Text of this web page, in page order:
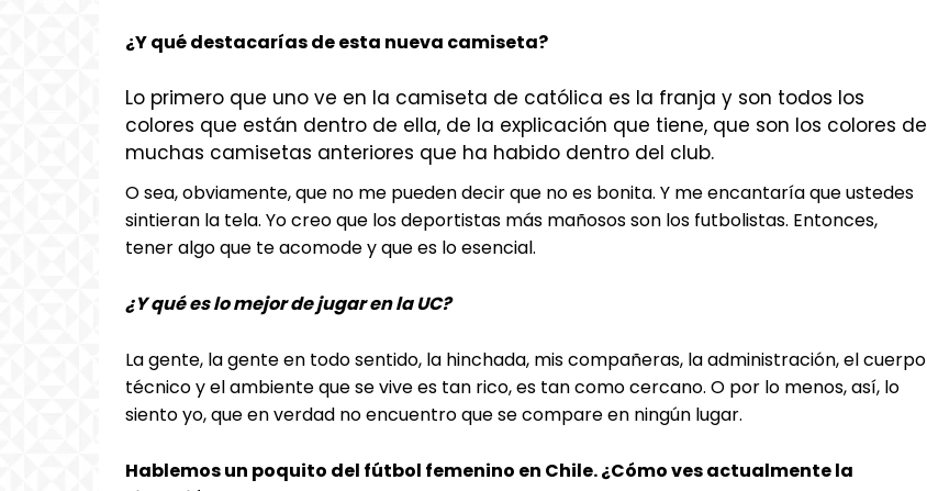
¿Y qué destacarías de esta nueva camiseta?
Lo primero que uno ve en la camiseta de católica es la franja y son todos los
colores que están dentro de ella, de la explicación que tiene, que son los colores de
muchas camisetas anteriores que ha habido dentro del club.
O sea, obviamente, que no me pueden decir que no es bonita. Y me encantaría que ustedes
sintieran la tela. Yo creo que los deportistas más mañosos son los futbolistas. Entonces,
tener algo que te acomode y que es lo esencial.
¿Y qué es lo mejor de jugar en la UC?
La gente, la gente en todo sentido, la hinchada, mis compañeras, la administración, el cuerpo
técnico y el ambiente que se vive es tan rico, es tan como cercano. O por lo menos, así, lo
siento yo, que en verdad no encuentro que se compare en ningún lugar.
Hablemos un poquito del fútbol femenino en Chile. ¿Cómo ves actualmente la